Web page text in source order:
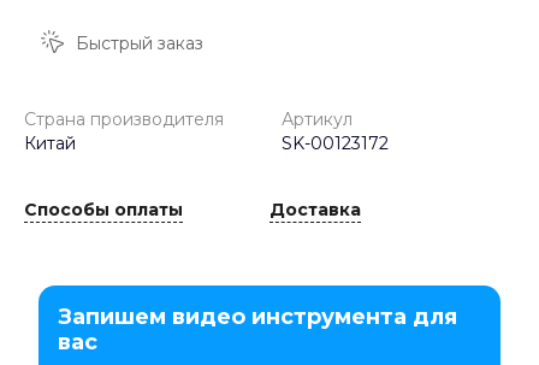
Быстрый заказ
Страна производителя
Китай
Артикул
SK-00123172
Способы оплаты Доставка
Запишем видео инструмента для
вас